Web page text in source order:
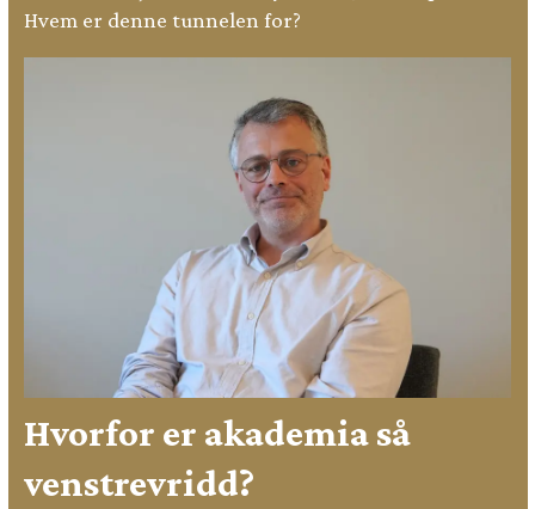
Hvem er denne tunnelen for?
Hvorfor er akademia så
venstrevridd?